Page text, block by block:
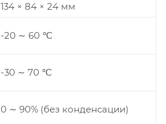
134 × 84 × 24 мм
-20 ∼ 60 ℃
-30 ∼ 70 ℃
0 ∼ 90% (без конденсации)